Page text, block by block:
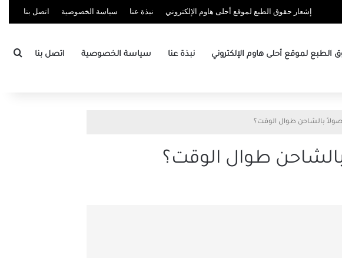
إشعار حقوق الطبع لموقع أحلى هاوم الإلكتروني نبذة عنا سياسة الخصوصية اتصل بنا
الطبع لموقع أحلى هاوم الإلكتروني نبذة عنا سياسة الخصوصية اتصل بنا
بالشاحن طوال الوقت؟
طوال الوقت؟